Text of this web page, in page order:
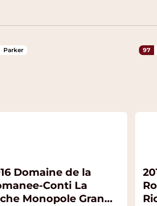
Parker
Domaine de la
Conti La
Monopole Grand
97